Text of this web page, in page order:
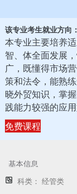
该专业考生就业方向：
本专业主要培养
智、体全面发展
广，既懂得市场
策和法令，能熟
晓外贸知识，掌
践能力较强的应用
免费课程
基本信息
科类： 经管类